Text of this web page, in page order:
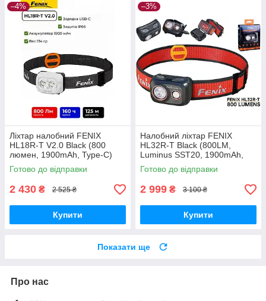
–4%
Ліхтар налобний FENIX
HL18R-T V2.0 Black (800
люмен, 1900mAh, Type-C)
Готово до відправки
2 430 ₴ 2 525 ₴
Купити
–3%
Налобний ліхтар FENIX
HL32R-T Black (800LM,
Luminus SST20, 1900mAh,
USB-C, Індикатор заряду)
Готово до відправки
2 999 ₴ 3 100 ₴
Купити
Показати ще
Про нас